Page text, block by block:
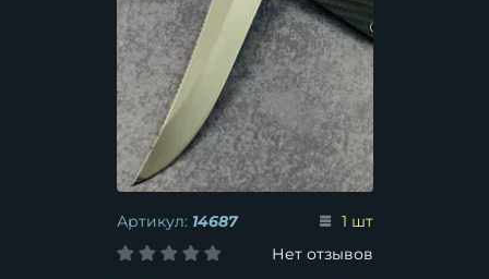
Артикул: 14687
1 шт
Нет отзывов